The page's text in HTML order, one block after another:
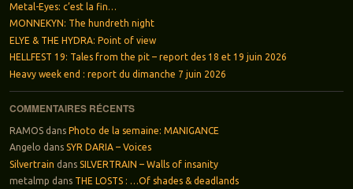
Metal-Eyes: c’est la fin…
MONNEKYN: The hundreth night
ELYE & THE HYDRA: Point of view
HELLFEST 19: Tales from the pit – report des 18 et 19 juin 2026
Heavy week end : report du dimanche 7 juin 2026
COMMENTAIRES RÉCENTS
RAMOSdans Photo de la semaine: MANIGANCE
Angelo dans SYR DARIA – Voices
Silvertrain dans SILVERTRAIN – Walls of insanity
metalmp dans THE LOSTS : …Of shades & deadlands